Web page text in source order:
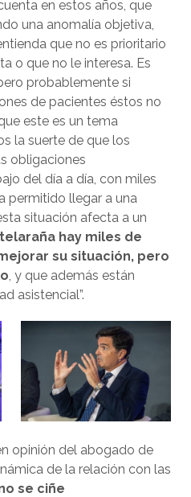
en estos años, que
una anomalía objetiva,
que no es prioritario
o que no le interesa. Es
probablemente si
de pacientes éstos no
este es un tema
la suerte de que los
obligaciones
del día a día, con miles
permitido llegar a una
situación afecta a un
hay miles de
su situación, pero
, y que además están
asistencial”.
opinión del abogado de
de la relación con las
se ciñe